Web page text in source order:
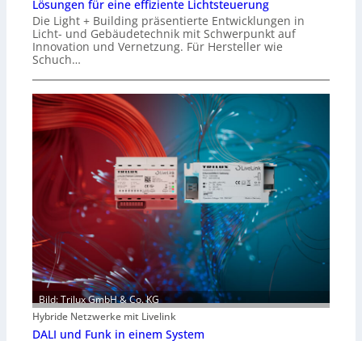
Lösungen für eine effiziente Lichtsteuerung
Die Light + Building präsentierte Entwicklungen in
Licht- und Gebäudetechnik mit Schwerpunkt auf
Innovation und Vernetzung. Für Hersteller wie
Schuch…
Bild: Trilux GmbH & Co. KG
Hybride Netzwerke mit Livelink
DALI und Funk in einem System